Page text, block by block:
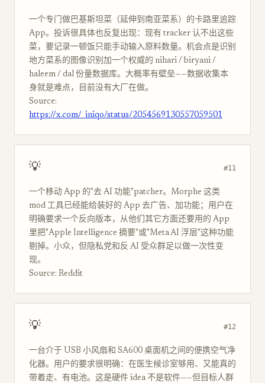
一个专门做巴基斯坦菜（延伸到南亚菜系）的卡路里追踪
App。投诉很具体也反复出现：现有 tracker 认不出这些
菜，要记录一顿饭只能手动输入原料数量。机会点是识别
地方菜系的图像识别加一个权威的 nihari / biryani /
haleem / dal 份量数据库。大概率有壁垒——数据收集本
身就是难点，目前没有大厂在做。
Source:
https://x.com/_iniqo/status/2054569130557059501
💡 #11
一个移动 App 的"去 AI 功能"patcher。Morphe 这类
mod 工具已经能给装好的 App 去广告、加功能；用户在
明确要求一个反向版本，从他们其它方面还要用的 App
里把"Apple Intelligence 摘要"或"Meta AI 浮层"这种功能
剔掉。小众，但隐私党和反 AI 受众群足以做一次性变
现。
Source: Reddit
💡 #12
一台介于 USB 小风扇和 SA600 桌面机之间的便携空气净
化器。用户的要求很明确：在医生候诊室够用、又能真的
带着走、有电池。这是硬件 idea 不是软件——但目标人群